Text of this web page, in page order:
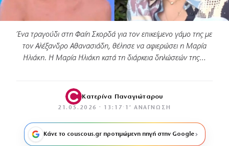
Ένα τραγούδι στη Φαίη Σκορδά για τον επικείμενο γάμο της με
τον Αλέξανδρο Αθανασιάδη, θέλησε να αφιερώσει η Μαρία
Ηλιάκη. Η Μαρία Ηλιάκη κατά τη διάρκεια δηλώσεών της…
Κατερίνα Παναγιώταρου
21.05.2026 · 13:17 · 1′ ΑΝΆΓΝΩΣΗ
Κάνε το couscous.gr προτιμώμενη πηγή στην Google